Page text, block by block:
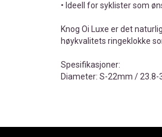
• Ideell for syklister som
Knog Oi Luxe er det
høykvalitets ringeklokke
Spesifikasjoner:
Diameter: S-22mm / 23.8-